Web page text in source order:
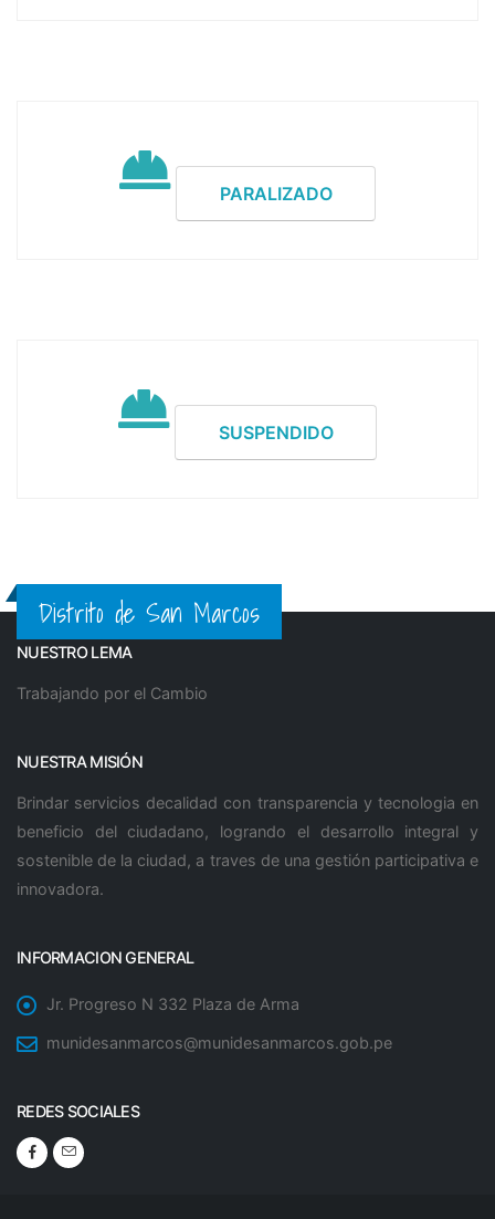
PARALIZADO
SUSPENDIDO
Distrito de San Marcos
NUESTRO LEMA
Trabajando por el Cambio
NUESTRA MISIÓN
Brindar servicios decalidad con transparencia y tecnologia en
beneficio del ciudadano, logrando el desarrollo integral y
sostenible de la ciudad, a traves de una gestión participativa e
innovadora.
INFORMACION GENERAL
Jr. Progreso N 332 Plaza de Arma
munidesanmarcos@munidesanmarcos.gob.pe
REDES SOCIALES